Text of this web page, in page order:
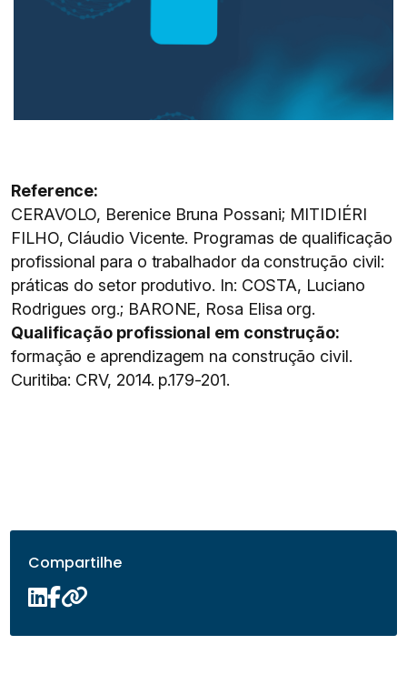
Reference:
CERAVOLO, Berenice Bruna Possani; MITIDIÉRI
FILHO, Cláudio Vicente. Programas de qualificação
profissional para o trabalhador da construção civil:
práticas do setor produtivo. In: COSTA, Luciano
Rodrigues org.; BARONE, Rosa Elisa org.
Qualificação profissional em construção:
formação e aprendizagem na construção civil.
Curitiba: CRV, 2014. p.179-201.
Compartilhe